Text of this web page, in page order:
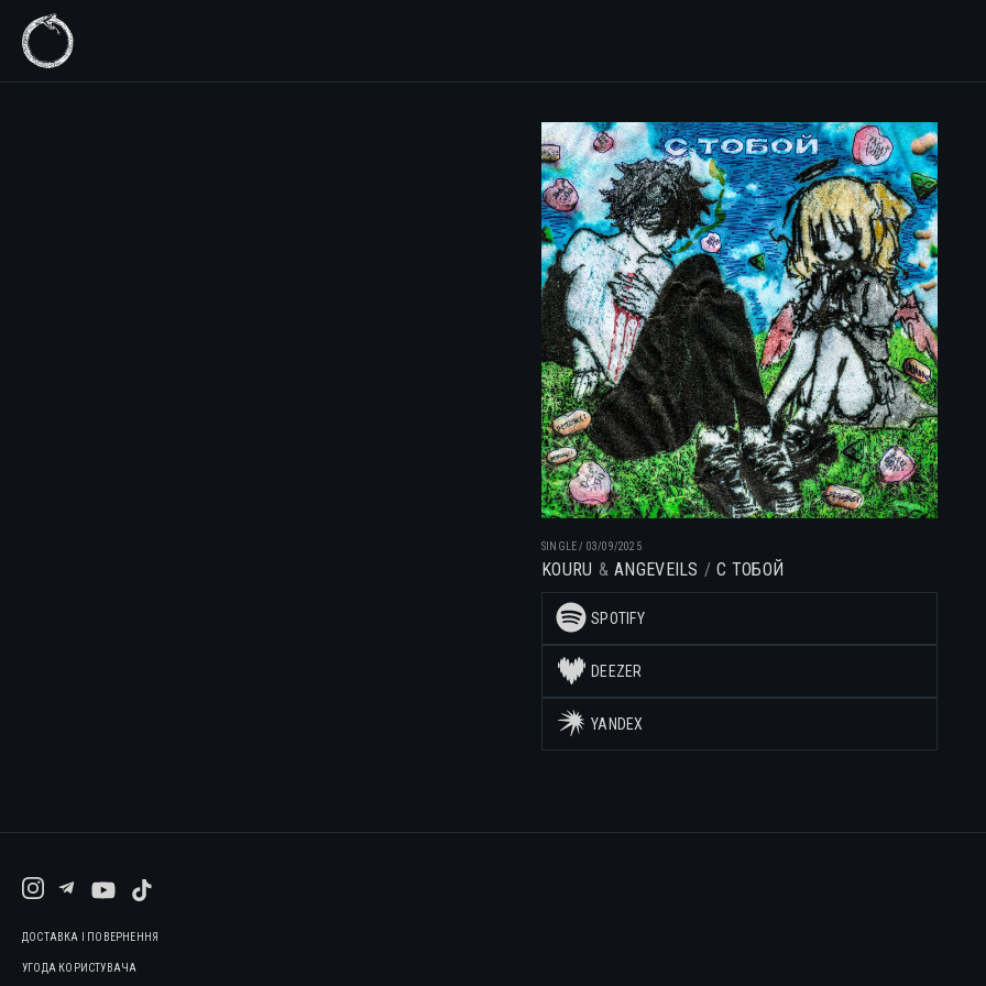
SINGLE/ 03/09/2025
KOURU ANGEVEILS С ТОБОЙ
SPOTIFY
DEEZER
YANDEX
ДОСТАВКА І ПОВЕРНЕННЯ
УГОДА КОРИСТУВАЧА